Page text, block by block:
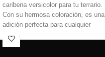
caribena versicolor para tu terrario.
Con su hermosa coloración, es una
adición perfecta para cualquier
aficionado a las arañas.